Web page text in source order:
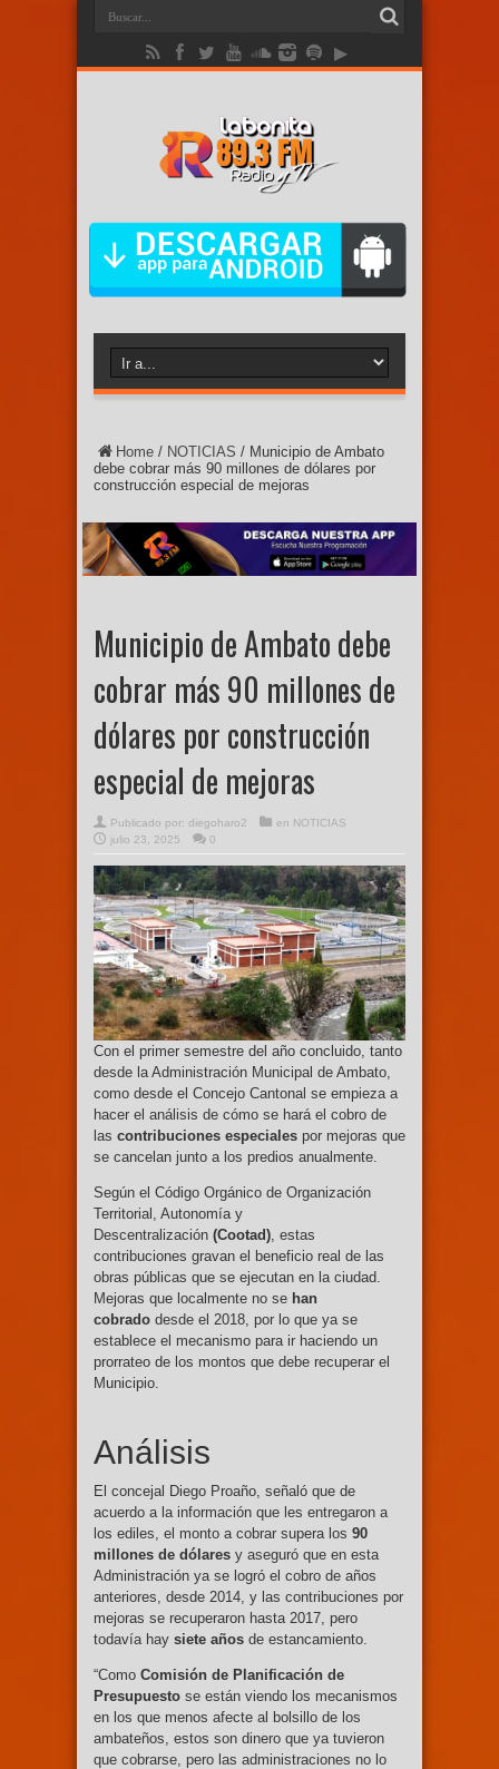
Home / NOTICIAS / Municipio de Ambato
debe cobrar más 90 millones de dólares por
construcción especial de mejoras
Municipio de Ambato debe
cobrar más 90 millones de
dólares por construcción
especial de mejoras
Publicado por: diegoharo2 en NOTICIAS
julio 23, 2025
0
Con el primer semestre del año concluido, tanto
desde la Administración Municipal de Ambato,
como desde el Concejo Cantonal se empieza a
hacer el análisis de cómo se hará el cobro de
las contribuciones especiales por mejoras que
se cancelan junto a los predios anualmente.
Según el Código Orgánico de Organización
Territorial, Autonomía y
Descentralización (Cootad) , estas
contribuciones gravan el beneficio real de las
obras públicas que se ejecutan en la ciudad.
Mejoras que localmente no se han
cobrado desde el 2018, por lo que ya se
establece el mecanismo para ir haciendo un
prorrateo de los montos que debe recuperar el
Municipio.
Análisis
El concejal Diego Proaño, señaló que de
acuerdo a la información que les entregaron a
los ediles, el monto a cobrar supera los 90
millones de dólares y aseguró que en esta
Administración ya se logró el cobro de años
anteriores, desde 2014, y las contribuciones por
mejoras se recuperaron hasta 2017, pero
todavía hay siete años de estancamiento.
“Como Comisión de Planificación de
Presupuesto se están viendo los mecanismos
en los que menos afecte al bolsillo de los
ambateños, estos son dinero que ya tuvieron
que cobrarse, pero las administraciones no lo